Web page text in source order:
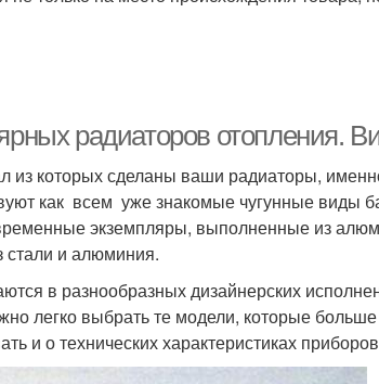
радиаторов отопления.
которых сделаны ваши радиаторы,
как всем уже знакомые чугунные виды
экземпляры, выполненные из
стали и алюминия.
в разнообразных дизайнерских
легко выбрать те модели, которые
и о технических характеристиках